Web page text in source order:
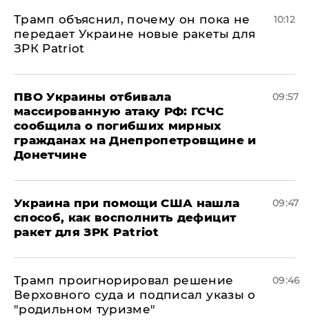
Трамп объяснил, почему он пока не
передает Украине новые ракеты для
ЗРК Patriot
10:12
ПВО Украины отбивала
массированную атаку РФ: ГСЧС
сообщила о погибших мирных
гражданах на Днепропетровщине и
Донетчине
09:57
Украина при помощи США нашла
способ, как восполнить дефицит
ракет для ЗРК Patriot
09:47
Трамп проигнорировал решение
Верховного суда и подписал указы о
"родильном туризме"
09:46